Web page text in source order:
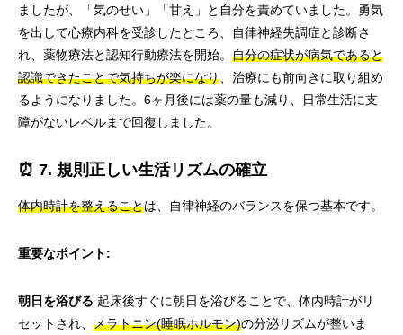
ましたが、「気のせい」「甘え」と自分を責めていました。勇気
を出して心療内科を受診したところ、自律神経失調症と診断さ
れ、薬物療法と認知行動療法を開始。 自分の症状が病気であると
認識できたことで気持ちが楽になり 、治療にも前向きに取り組め
るようになりました。6ヶ月後には薬の量も減り、日常生活に支
障がないレベルまで回復しました。
⏰ 7. 規則正しい生活リズムの確立
体内時計を整えることは、自律神経のバランスを保つ基本です。
重要なポイント:
朝日を浴びる 起床後すぐに朝日を浴びることで、体内時計がリ
セットされ、 メラトニン(睡眠ホルモン)の分泌リズムが整いま